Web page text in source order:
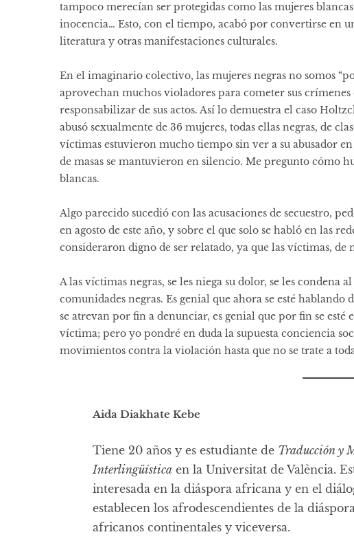
tampoco merecían ser protegidas como las mujeres
inocencia… Esto, con el tiempo, acabó por convertirse en
literatura y otras manifestaciones culturales.
En el imaginario colectivo, las mujeres negras no somos
aprovechan muchos violadores para cometer sus crímenes
responsabilizar de sus actos. Así lo demuestra el caso
abusó sexualmente de 36 mujeres, todas ellas negras, de
víctimas estuvieron mucho tiempo sin ver a su abusador
de masas se mantuvieron en silencio. Me pregunto cómo
blancas.
Algo parecido sucedió con las acusaciones de secuestro,
en agosto de este año, y sobre el que solo se habló en las
consideraron digno de ser relatado, ya que las víctimas, de
A las víctimas negras, se les niega su dolor, se les condena
comunidades negras. Es genial que ahora se esté
se atrevan por fin a denunciar, es genial que por fin se
víctima; pero yo pondré en duda la supuesta conciencia
movimientos contra la violación hasta que no se trate a
Aida Diakhate Kebe
Tiene 20 años y es estudiante de Traducción y
Interlingüística en la Universitat de València.
interesada en la diáspora africana y en el
establecen los afrodescendientes de la
africanos continentales y viceversa.